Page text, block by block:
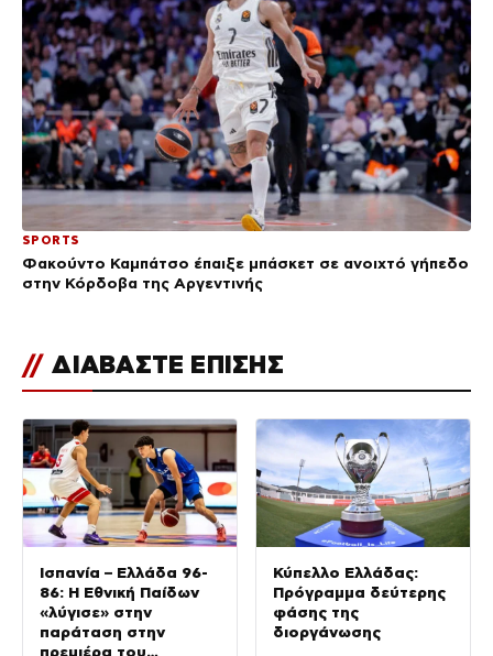
SPORTS
Φακούντο Καμπάτσο έπαιξε μπάσκετ σε ανοιχτό γήπεδο
στην Κόρδοβα της Αργεντινής
// ΔΙΑΒΑΣΤΕ ΕΠΙΣΗΣ
Ισπανία – Ελλάδα 96-
86: Η Εθνική Παίδων
«λύγισε» στην
παράταση στην
πρεμιέρα του
Κύπελλο Ελλάδας:
Πρόγραμμα δεύτερης
φάσης της
διοργάνωσης